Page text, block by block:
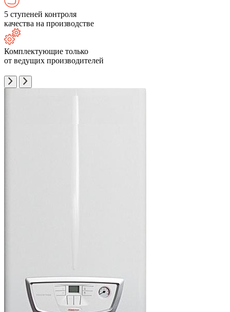
5 ступеней контроля
качества на производстве
Комплектующие только
от ведущих производителей